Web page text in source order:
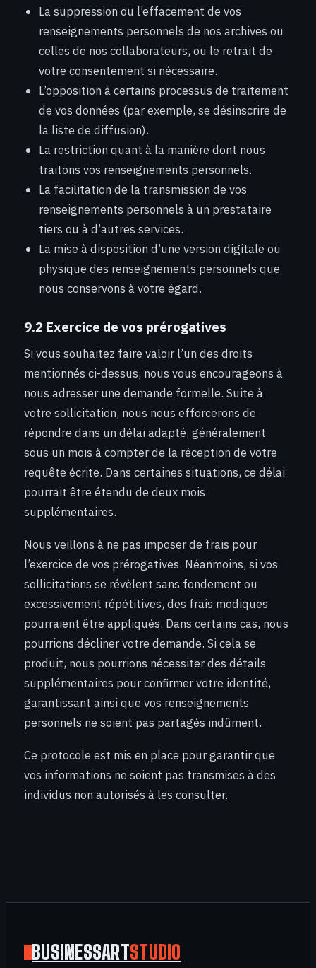
La suppression ou l’effacement de vos
renseignements personnels de nos archives ou
celles de nos collaborateurs, ou le retrait de
votre consentement si nécessaire.
L’opposition à certains processus de traitement
de vos données (par exemple, se désinscrire de
la liste de diffusion).
La restriction quant à la manière dont nous
traitons vos renseignements personnels.
La facilitation de la transmission de vos
renseignements personnels à un prestataire
tiers ou à d’autres services.
La mise à disposition d’une version digitale ou
physique des renseignements personnels que
nous conservons à votre égard.
9.2 Exercice de vos prérogatives
Si vous souhaitez faire valoir l’un des droits
mentionnés ci-dessus, nous vous encourageons à
nous adresser une demande formelle. Suite à
votre sollicitation, nous nous efforcerons de
répondre dans un délai adapté, généralement
sous un mois à compter de la réception de votre
requête écrite. Dans certaines situations, ce délai
pourrait être étendu de deux mois
supplémentaires.
Nous veillons à ne pas imposer de frais pour
l’exercice de vos prérogatives. Néanmoins, si vos
sollicitations se révèlent sans fondement ou
excessivement répétitives, des frais modiques
pourraient être appliqués. Dans certains cas, nous
pourrions décliner votre demande. Si cela se
produit, nous pourrions nécessiter des détails
supplémentaires pour confirmer votre identité,
garantissant ainsi que vos renseignements
personnels ne soient pas partagés indûment.
Ce protocole est mis en place pour garantir que
vos informations ne soient pas transmises à des
individus non autorisés à les consulter.
BUSINESSARTSTUDIO